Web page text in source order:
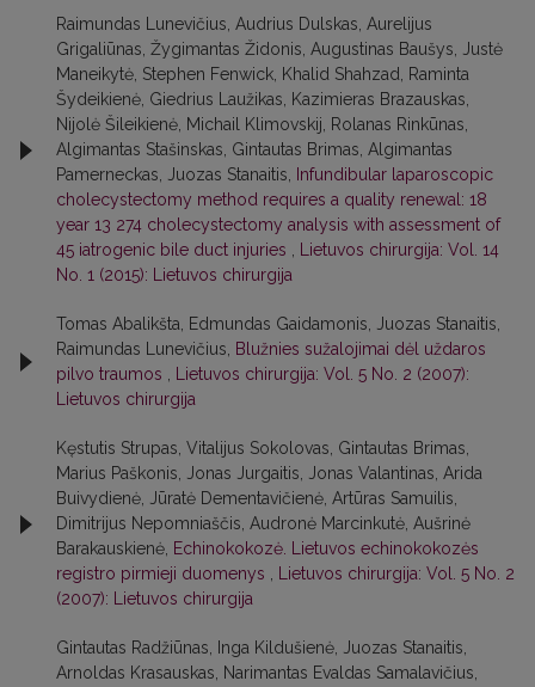
Raimundas Lunevičius, Audrius Dulskas, Aurelijus
Grigaliūnas, Žygimantas Židonis, Augustinas Baušys, Justė
Maneikytė, Stephen Fenwick, Khalid Shahzad, Raminta
Šydeikienė, Giedrius Laužikas, Kazimieras Brazauskas,
Nijolė Šileikienė, Michail Klimovskij, Rolanas Rinkūnas,
Algimantas Stašinskas, Gintautas Brimas, Algimantas
Pamerneckas, Juozas Stanaitis,
Infundibular laparoscopic
cholecystectomy method requires a quality renewal: 18
year 13 274 cholecystectomy analysis with assessment of
45 iatrogenic bile duct injuries
Lietuvos chirurgija: Vol. 14
No. 1 (2015): Lietuvos chirurgija
Tomas Abalikšta, Edmundas Gaidamonis, Juozas Stanaitis,
Raimundas Lunevičius,
Blužnies sužalojimai dėl uždaros
pilvo traumos
Lietuvos chirurgija: Vol. 5 No. 2 (2007):
Lietuvos chirurgija
Kęstutis Strupas, Vitalijus Sokolovas, Gintautas Brimas,
Marius Paškonis, Jonas Jurgaitis, Jonas Valantinas, Arida
Buivydienė, Jūratė Dementavičienė, Artūras Samuilis,
Dimitrijus Nepomniaščis, Audronė Marcinkutė, Aušrinė
Barakauskienė, Echinokokozė. Lietuvos echinokokozės
registro pirmieji duomenys
Lietuvos chirurgija: Vol. 5 No. 2
(2007): Lietuvos chirurgija
Gintautas Radžiūnas, Inga Kildušienė, Juozas Stanaitis,
Arnoldas Krasauskas, Narimantas Evaldas Samalavičius,